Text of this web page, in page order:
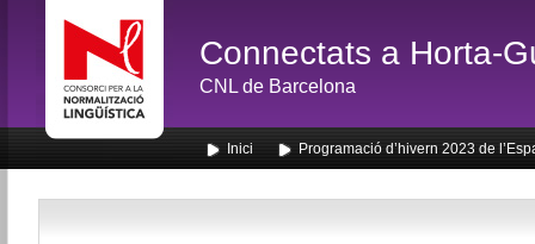
Connectats a Horta-
CNL de Barcelona
Inici Programació d’hivern 2023 de